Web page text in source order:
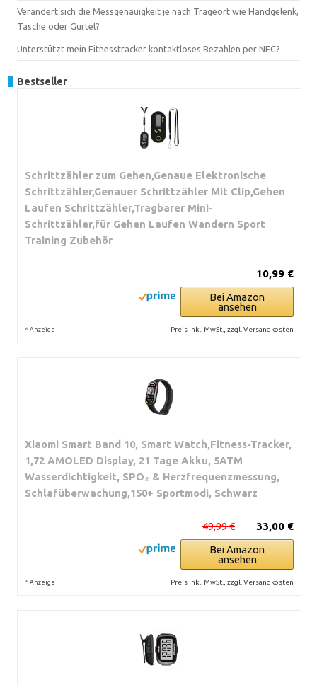
Verändert sich die Messgenauigkeit je nach Trageort wie Handgelenk,
Tasche oder Gürtel?
Unterstützt mein Fitnesstracker kontaktloses Bezahlen per NFC?
Bestseller
Schrittzähler zum Gehen,Genaue Elektronische
Schrittzähler,Genauer Schrittzähler Mit Clip,Gehen
Laufen Schrittzähler,Tragbarer Mini-
Schrittzähler,für Gehen Laufen Wandern Sport
Training Zubehör
10,99 €
Bei Amazon
ansehen
* Anzeige Preis inkl. MwSt., zzgl. Versandkosten
Xiaomi Smart Band 10, Smart Watch,Fitness-Tracker,
1,72 AMOLED Display, 21 Tage Akku, 5ATM
Wasserdichtigkeit, SPO₂ & Herzfrequenzmessung,
Schlafüberwachung,150+ Sportmodi, Schwarz
33,00 €
49,99 €
Bei Amazon
ansehen
* Anzeige Preis inkl. MwSt., zzgl. Versandkosten